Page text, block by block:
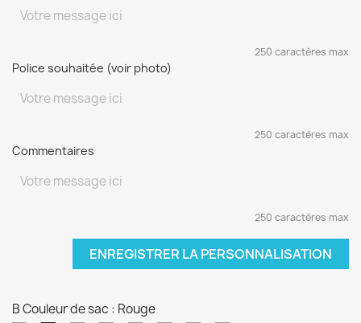
250 caractères max
Police souhaitée (voir photo)
250 caractères max
Commentaires
250 caractères max
ENREGISTRER LA PERSONNALISATION
B Couleur de sac : Rouge